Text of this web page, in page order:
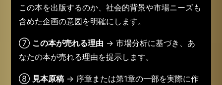
次を作成。各章のタイトルだけでなく、小見出しま
で含めた詳細な構成を提案します。
⑥ 企画意図・企画背景 （競合リサーチ） → なぜ
この本を出版するのか、社会的背景や市場ニーズも